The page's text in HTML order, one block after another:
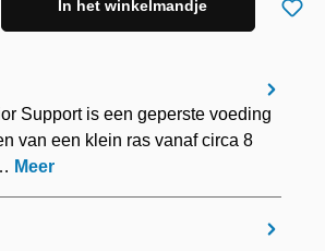
In het winkelmandje
Support is een geperste voeding
van een klein ras vanaf circa 8
Meer